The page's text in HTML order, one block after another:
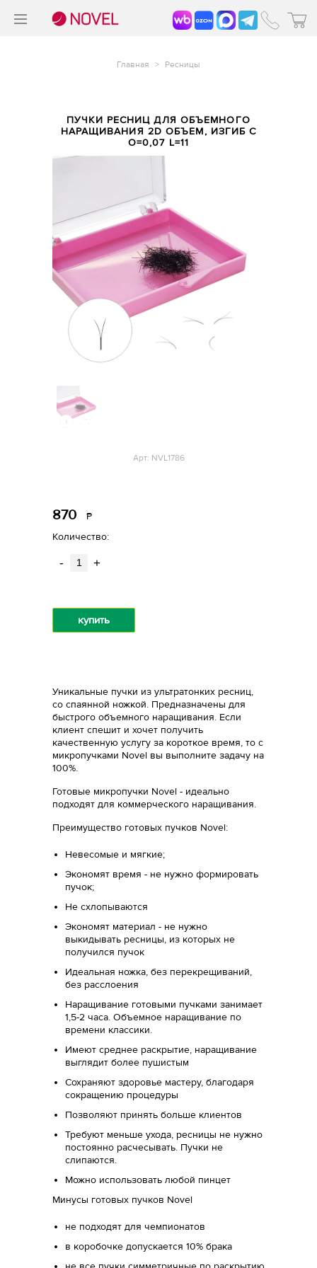
Главная > Ресницы
ПУЧКИ РЕСНИЦ ДЛЯ ОБЪЕМНОГО
НАРАЩИВАНИЯ 2D ОБЪЕМ, ИЗГИБ C
O=0,07 L=11
Арт: NVL1786
870 Р
Количество:
- +
купить
Уникальные пучки из ультратонких ресниц,
со спаянной ножкой. Предназначены для
быстрого объемного наращивания. Если
клиент спешит и хочет получить
качественную услугу за короткое время, то c
микропучками Novel вы выполните задачу на
100%.
Готовые микропучки Novel - идеально
подходят для коммерческого наращивания.
Преимущество готовых пучков Novel:
Невесомые и мягкие;
Экономят время - не нужно формировать
пучок;
Не схлопываются
Экономят материал - не нужно
выкидывать ресницы, из которых не
получился пучок
Идеальная ножка, без перекрещиваний,
без расслоения
Наращивание готовыми пучками занимает
1,5-2 часа. Объемное наращивание по
времени классики.
Имеют среднее раскрытие, наращивание
выглядит более пушистым
Сохраняют здоровье мастеру, благодаря
сокращению процедуры
Позволяют принять больше клиентов
Требуют меньше ухода, ресницы не нужно
постоянно расчесывать. Пучки не
слипаются.
Можно использовать любой пинцет
Минусы готовых пучков Novel
не подходят для чемпионатов
в коробочке допускается 10% брака